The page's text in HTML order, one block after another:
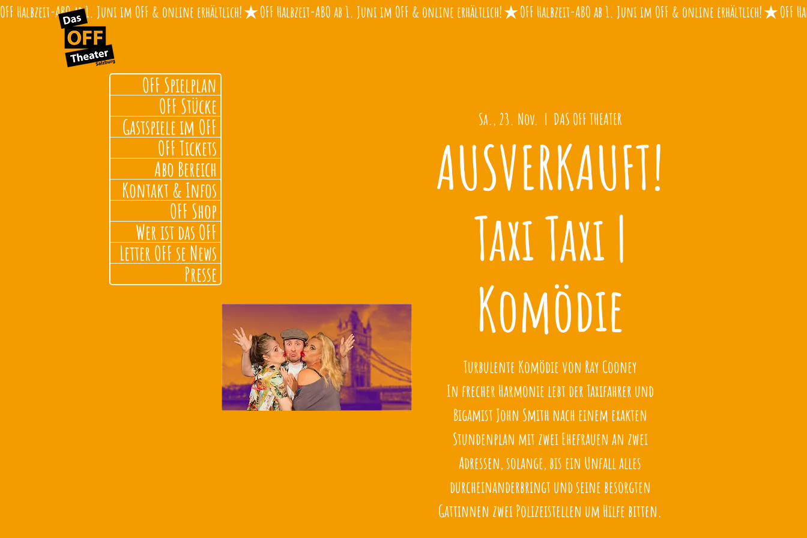
OFF Halbzeit-ABO ab 1. Juni im OFF & online erhältlich!
Sa., 23. Nov.
  |
DAS OFF THEATER
AUSVERKAUFT!
Taxi Taxi |
Komödie
Turbulente Komödie von Ray Cooney
In frecher Harmonie lebt der Taxifahrer und
Bigamist John Smith nach einem exakten
Stundenplan mit zwei Ehefrauen an zwei
Adressen, solange, bis ein Unfall alles
durcheinanderbringt und seine besorgten
Gattinnen zwei Polizeistellen um Hilfe bitten.
OFF Spielplan
OFF Stücke
Gastspiele im OFF
OFF Tickets
Abo Bereich
Kontakt & Infos
OFF Shop
Wer ist das OFF
Letter OFF se News
Presse